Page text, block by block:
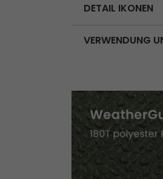
DETAIL IKONEN
VERWENDUNG